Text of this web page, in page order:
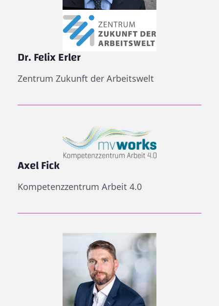
Dr. Felix Erler
Zentrum Zukunft der Arbeitswelt
Axel Fick
Kompetenzzentrum Arbeit 4.0